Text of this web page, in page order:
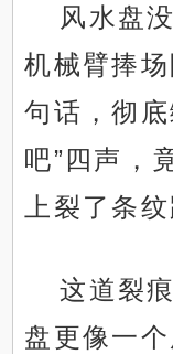
风水盘
机械臂捧
句话，彻
吧”四声，
上裂了条纹
这道裂
盘更像一个